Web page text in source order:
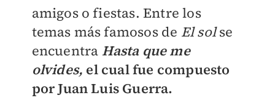
amigos o fiestas. Entre los
temas más famosos de El solse
encuentra Hasta que me
olvides, el cual fue compuesto
por Juan Luis Guerra.